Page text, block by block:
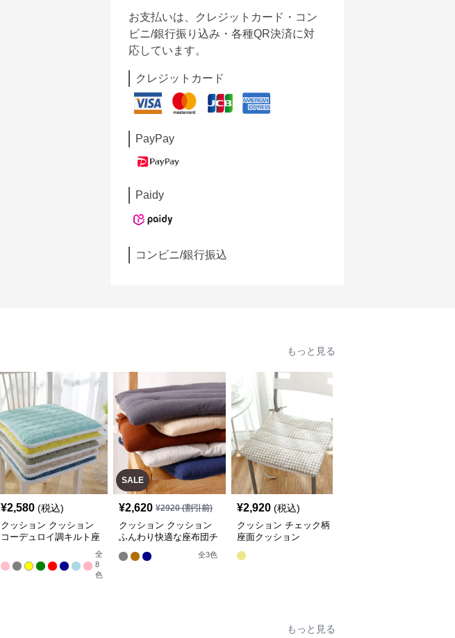
お支払いは、クレジットカード・コン
ビニ/銀行振り込み・各種QR決済に対
応しています。
クレジットカード
PayPay
Paidy
コンビニ/銀行振込
もっと見る
¥2,580 (税込)
クッション クッション
コーデュロイ調キルト座
全
8
色
SALE
¥2,620 ¥2920(割引前)
クッション クッション
ふんわり快適な座布団チ
全3色
¥2,920 (税込)
クッション チェック柄
座面クッション
もっと見る